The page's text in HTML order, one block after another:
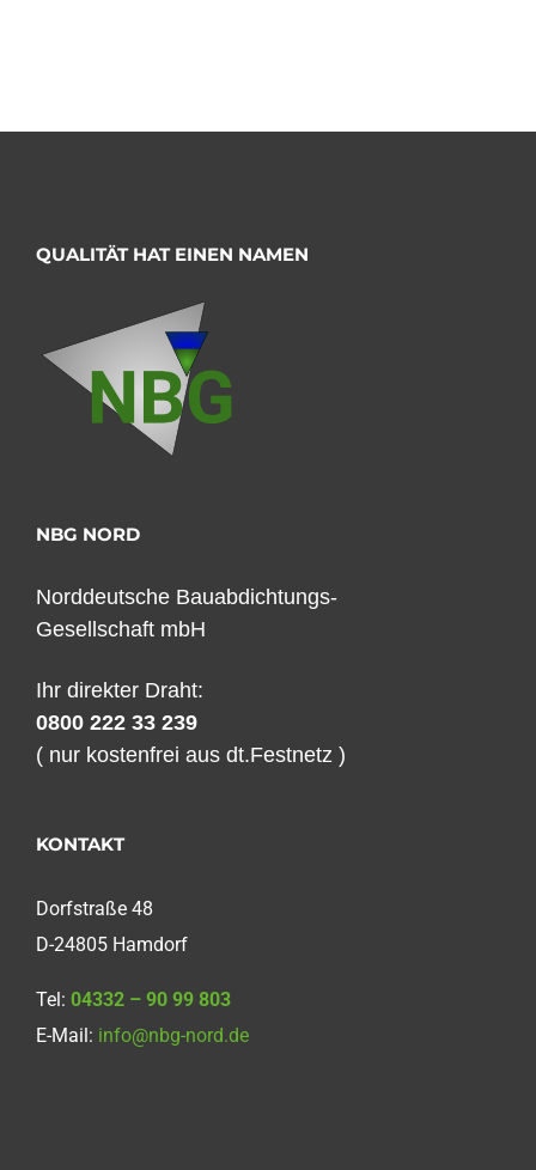
QUALITÄT HAT EINEN NAMEN
NBG NORD
Norddeutsche Bauabdichtungs-
Gesellschaft mbH
Ihr direkter Draht:
0800 222 33 239
( nur kostenfrei aus dt.Festnetz )
KONTAKT
Dorfstraße 48
D-24805 Hamdorf
Tel: 04332 – 90 99 803
E-Mail: info@nbg-nord.de